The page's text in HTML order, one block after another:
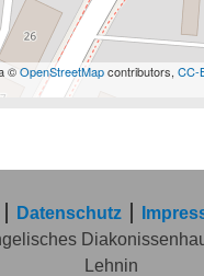
©OpenStreetMapcontributors, CC-
Datenschutz
Lehnin